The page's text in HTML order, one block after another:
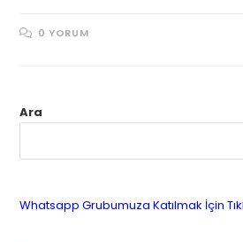
0 YORUM
Ara
Whatsapp Grubumuza Katılmak İçin